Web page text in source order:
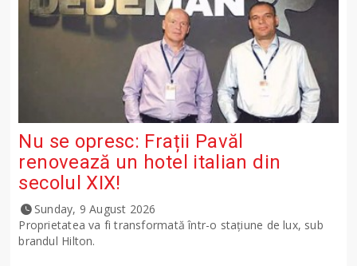
Nu se opresc: Frații Pavăl
renovează un hotel italian din
secolul XIX!
Sunday, 9 August 2026
Proprietatea va fi transformată într-o stațiune de lux, sub
brandul Hilton.